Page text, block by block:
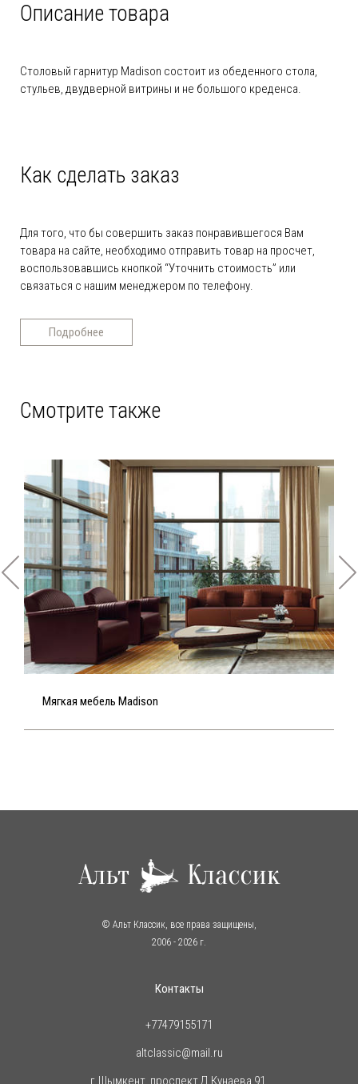
Описание товара
Столовый гарнитур Madison состоит из обеденного стола,
стульев, двудверной витрины и не большого креденса.
Как сделать заказ
Для того, что бы совершить заказ понравившегося Вам
товара на сайте, необходимо отправить товар на просчет,
воспользовавшись кнопкой “Уточнить стоимость” или
связаться с нашим менеджером по телефону.
Подробнее
Смотрите также
Мягкая мебель Madison
© Альт Классик, все права защищены,
2006 - 2026 г.
Контакты
+77479155171
altclassic@mail.ru
г.Шымкент, проспект Д.Кунаева 91,